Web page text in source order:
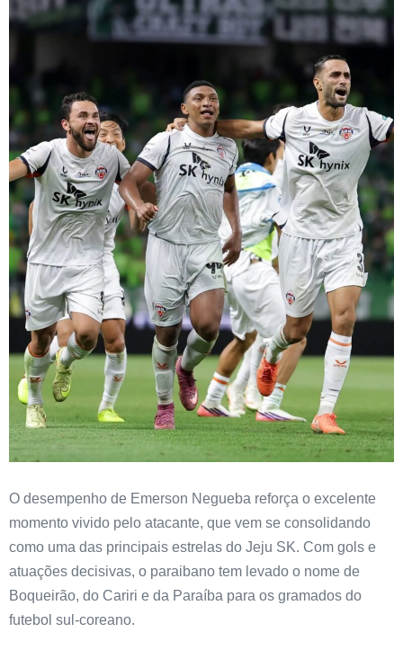
O desempenho de Emerson Negueba reforça o excelente
momento vivido pelo atacante, que vem se consolidando
como uma das principais estrelas do Jeju SK. Com gols e
atuações decisivas, o paraibano tem levado o nome de
Boqueirão, do Cariri e da Paraíba para os gramados do
futebol sul-coreano.